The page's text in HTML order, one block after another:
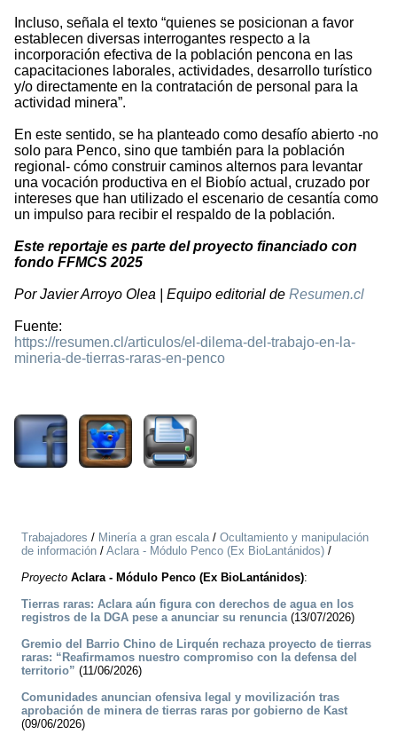
Incluso, señala el texto “quienes se posicionan a favor
establecen diversas interrogantes respecto a la
incorporación efectiva de la población pencona en las
capacitaciones laborales, actividades, desarrollo turístico
y/o directamente en la contratación de personal para la
actividad minera”.
En este sentido, se ha planteado como desafío abierto -no
solo para Penco, sino que también para la población
regional- cómo construir caminos alternos para levantar
una vocación productiva en el Biobío actual, cruzado por
intereses que han utilizado el escenario de cesantía como
un impulso para recibir el respaldo de la población.
Este reportaje es parte del proyecto financiado con
fondo FFMCS 2025
Por Javier Arroyo Olea | Equipo editorial de Resumen.cl
Fuente:
https://resumen.cl/articulos/el-dilema-del-trabajo-en-la-
mineria-de-tierras-raras-en-penco
Trabajadores / Minería a gran escala/ Ocultamiento y manipulación
de información / Aclara - Módulo Penco (Ex BioLantánidos) /
Proyecto Aclara - Módulo Penco (Ex BioLantánidos):
Tierras raras: Aclara aún figura con derechos de agua en los
registros de la DGA pese a anunciar su renuncia(13/07/2026)
Gremio del Barrio Chino de Lirquén rechaza proyecto de tierras
raras: “Reafirmamos nuestro compromiso con la defensa del
territorio” (11/06/2026)
Comunidades anuncian ofensiva legal y movilización tras
aprobación de minera de tierras raras por gobierno de Kast
(09/06/2026)